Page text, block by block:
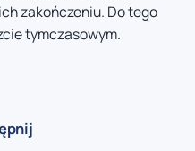
zakończeniu. Do tego
tymczasowym.